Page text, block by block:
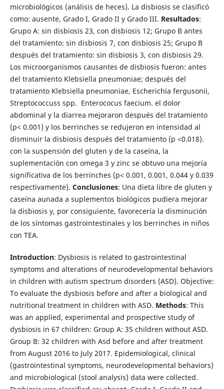
microbiológicos (análisis de heces). La disbiosis se clasificó
como: ausente, Grado I, Grado II y Grado III. Resultados:
Grupo A: sin disbiosis 23, con disbiosis 12; Grupo B antes
del tratamiento: sin disbiosis 7, con disbiosis 25; Grupo B
después del tratamiento: sin disbiosis 3, con disbiosis 29.
Los microorganismos causantes de disbiosis fueron: antes
del tratamiento Klebsiella pneumoniae; después del
tratamiento Klebsiella pneumoniae, Escherichia fergusonii,
Streptococcuss spp. Enterococus faecium. el dolor
abdominal y la diarrea mejoraron después del tratamiento
(p< 0.001) y los berrinches se redujeron en intensidad al
disminuir la disbiosis después del tratamiento (p <0.018).
con la suspensión del gluten y de la caseína, la
suplementación con omega 3 y zinc se obtuvo una mejoría
significativa de los berrinches (p< 0.001, 0.001, 0.044 y 0.039
respectivamente). Conclusiones: Una dieta libre de gluten y
caseína aunada a suplementos biológicos pudiera mejorar
la disbiosis y, por consiguiente, favorecería la disminución
de los síntomas gastrointestinales y los berrinches in niños
con TEA.
Introduction: Dysbiosis is related to gastrointestinal
symptoms and alterations of neurodevelopmental behaviors
in children with autism spectrum disorders (ASD). Objective:
To evaluate the dysbiosis before and after a biological and
nutritional treatment in children with ASD. Methods: This
was an applied, experimental and prospective study of
dysbiosis in 67 children: Group A: 35 children without ASD.
Group B: 32 children with Asd before and after treatment
from August 2016 to July 2017. Epidemiological, clinical
(gastrointestinal symptoms, neurodevelopmental behaviors)
and microbiological (stool analysis) data were collected.